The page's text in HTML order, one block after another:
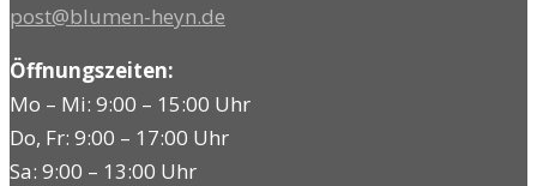
post@blumen-heyn.de
Öffnungszeiten:
Mo – Mi: 9:00 – 15:00 Uhr
Do, Fr: 9:00 – 17:00 Uhr
Sa: 9:00 – 13:00 Uhr